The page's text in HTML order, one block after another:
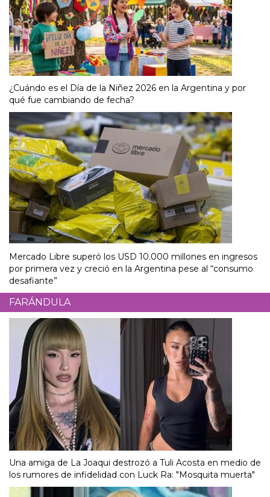
¿Cuándo es el Día de la Niñez 2026 en la Argentina y por
qué fue cambiando de fecha?
Mercado Libre superó los USD 10.000 millones en ingresos
por primera vez y creció en la Argentina pese al “consumo
desafiante”
FARÁNDULA
Una amiga de La Joaqui destrozó a Tuli Acosta en medio de
los rumores de infidelidad con Luck Ra: "Mosquita muerta"